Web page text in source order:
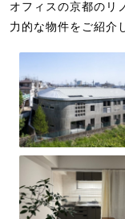
オフィスの京都のリ
力的な物件をご紹介